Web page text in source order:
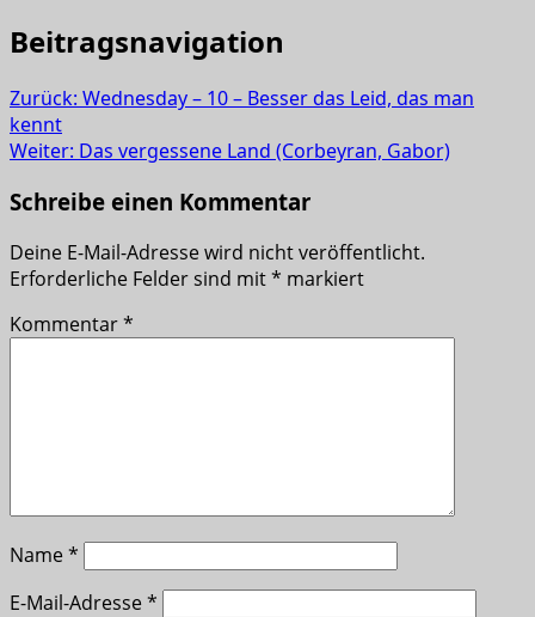
Beitragsnavigation
Zurück: Wednesday – 10 – Besser das Leid, das man
kennt
Weiter: Das vergessene Land (Corbeyran, Gabor)
Schreibe einen Kommentar
Deine E-Mail-Adresse wird nicht veröffentlicht.
Erforderliche Felder sind mit* markiert
Kommentar*
Name*
E-Mail-Adresse*